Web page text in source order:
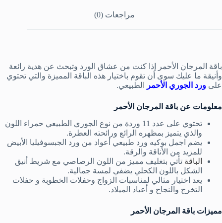
مراجعات (0)
باقة المرجان الأحمر إذا كنت من عشاق الورد وتبحث عن هدية رائعة
وأنيقة ما عليك سوى أن تقوم باختيار هذه الباقة المميزة والتي تحتوي
على ورد الجوري الأحمر الطبيعي.
معلومات عن باقة المرجان الأحمر
تحتوي على عدد 11 وردة من نوع الجوري الطبيعي حمراء اللون
والذي يتميز بمظهره الرائع ورائحته العطرة.
يضم اجمل بوكيه ورد طبيعي أعواد من ورد الجبسوفيليا الأبيض
للمزيد من الأناقة والرقة.
الباقة تأتي بتغليف مميز من اللون الرصاصي مع شريط أنيق
الشكل باللون الكحلي يضفي لمسة جمالية.
يعد اختيار مثالي لمناسبات الزواج وحفلات الخطوبة و حفلات
التخرج والنجاح و أعياد الميلاد.
مميزات باقة المرجان الأحمر